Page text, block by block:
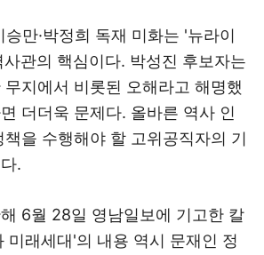
만·박정희 독재 미화는 '뉴라이
관의 핵심이다. 박성진 후보자는
지에서 비롯된 오해라고 해명했
더더욱 문제다. 올바른 역사 인
을 수행해야 할 고위공직자의 기
.
6월 28일 영남일보에 기고한 칼
미래세대'의 내용 역시 문재인 정